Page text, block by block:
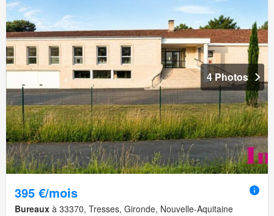
4 Photos
395 €/mois
Bureaux à 33370, Tresses, Gironde, Nouvelle-Aquitaine